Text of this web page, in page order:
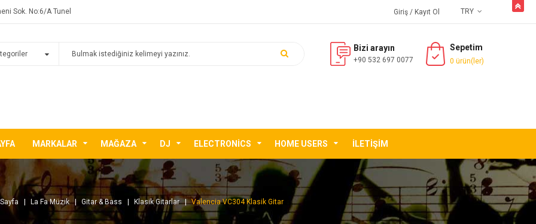
Sok. No:6/A Tunel TRY
Giriş / Kayıt Ol
Bizi arayın
+90 532 697 0077
Sepetim
0 ürün(ler)
MARKALAR MAĞAZA DJ ELECTRONICS HOME USERS İLETIŞIM
La Fa Müzik Gitar & Bass Klasik Gitarlar Valencia VC304 Klasik Gitar